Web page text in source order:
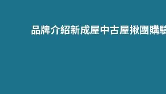
品牌介紹新成屋中古屋揪團購